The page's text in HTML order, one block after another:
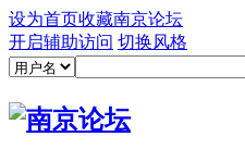
设为首页收藏南京论坛
开启辅助访问 切换风格